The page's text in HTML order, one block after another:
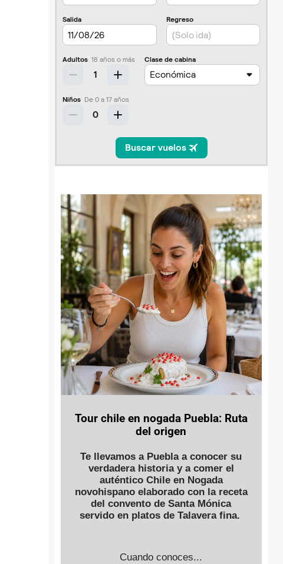
Tour chile en nogada Puebla: Ruta
del origen
Te llevamos a Puebla a conocer su
verdadera historia y a comer el
auténtico Chile en Nogada
novohispano elaborado con la receta
del convento de Santa Mónica
servido en platos de Talavera fina.
Cuando conoces...